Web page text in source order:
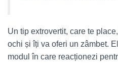
Un tip extrovertit, care te
ochi și îți va oferi un zâmbet.
modul în care reacționezi